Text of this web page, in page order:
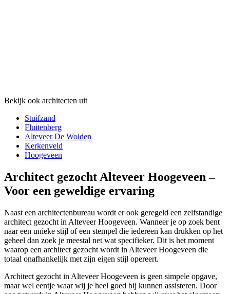
Bekijk ook architecten uit
Stuifzand
Fluitenberg
Alteveer De Wolden
Kerkenveld
Hoogeveen
Architect gezocht Alteveer Hoogeveen –
Voor een geweldige ervaring
Naast een architectenbureau wordt er ook geregeld een zelfstandige
architect gezocht in Alteveer Hoogeveen. Wanneer je op zoek bent
naar een unieke stijl of een stempel die iedereen kan drukken op het
geheel dan zoek je meestal net wat specifieker. Dit is het moment
waarop een architect gezocht wordt in Alteveer Hoogeveen die
totaal onafhankelijk met zijn eigen stijl opereert.
Architect gezocht in Alteveer Hoogeveen is geen simpele opgave,
maar wel eentje waar wij je heel goed bij kunnen assisteren. Door